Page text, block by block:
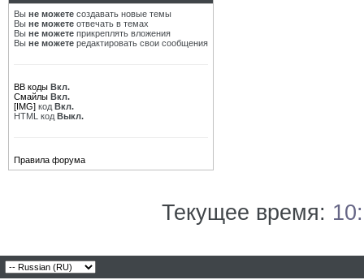
Вы не можете создавать новые темы
Вы не можете отвечать в темах
Вы не можете прикреплять вложения
Вы не можете редактировать свои сообщения
BB коды Вкл.
Смайлы Вкл.
[IMG] код Вкл.
HTML код Выкл.
Правила форума
Текущее время: